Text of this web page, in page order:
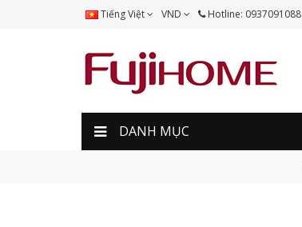
Tiếng Việt VND Hotline: 0937091088
DANH MỤC